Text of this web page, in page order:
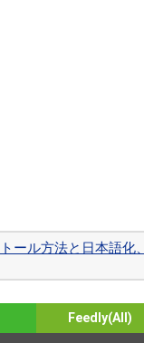
ール方法と日本語
Feedly(All)